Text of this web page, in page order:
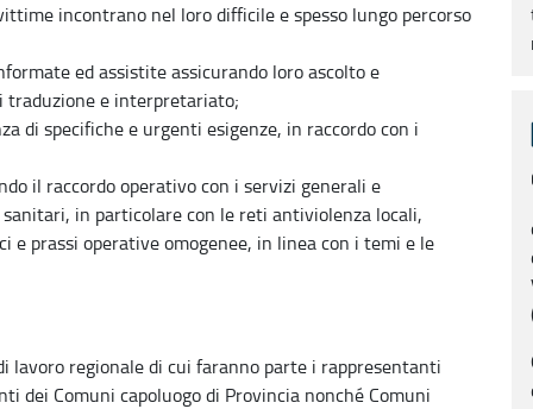
incontrano nel loro difficile e spesso lungo percorso
ed assistite assicurando loro ascolto e
traduzione e interpretariato;
di specifiche e urgenti esigenze, in raccordo con i
il raccordo operativo con i servizi generali e
in particolare con le reti antiviolenza locali,
e prassi operative omogenee, in linea con i temi e le
lavoro regionale di cui faranno parte i rappresentanti
dei Comuni capoluogo di Provincia nonché Comuni